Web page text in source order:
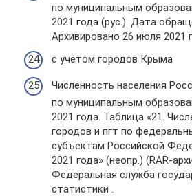
по муниципальным
2021 года (рус.). Дата
Архивировано 26 июля 2021
с учётом городов Крыма
Численность населения
по муниципальным
2021 года. Таблица «21.
городов и пгт по
субъектам Российской
2021 года» (неопр.) (RAR-
Федеральная служба
статистики .